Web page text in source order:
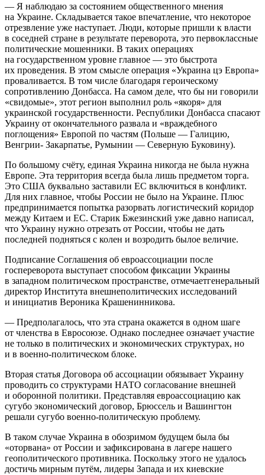
— Я наблюдаю за состоянием общественного мнения
на Украине. Складывается такое впечатление, что некоторое
отрезвление уже наступает. Люди, которые пришли к власти
в соседней стране в результате переворота, это первоклассные
политические мошенники. В таких операциях
на государственном уровне главное — это быстрота
их проведения. В этом смысле операция «Украина цэ Европа»
проваливается. В том числе благодаря героическому
сопротивлению Донбасса. На самом деле, что бы ни говорили
«свидомые», этот регион выполнил роль «якоря» для
украинской государственности. Республики Донбасса спасают
Украину от окончательного развала и «враждебного
поглощения» Европой по частям (Польше — Галицию,
Венгрии- Закарпатье, Румынии — Северную Буковину).
По большому счёту, единая Украина никогда не была нужна
Европе. Эта территория всегда была лишь предметом торга.
Это США буквально заставили ЕС включиться в конфликт.
Для них главное, чтобы России не было на Украине. Плюс
предпринимается попытка разорвать логистический коридор
между Китаем и ЕС. Старик Бжезинский уже давно написал,
что Украину нужно отрезать от России, чтобы не дать
последней подняться с колен и возродить былое величие.
Подписание Соглашения об евроассоциации после
госпереворота выступает способом фиксации Украины
в западном политическом пространстве, отмечаетгенеральный
директор Института внешнеполитических исследований
и инициатив Вероника Крашенинникова.
— Предполагалось, что эта страна окажется в одном шаге
от членства в Евросоюзе. Однако последнее означает участие
не только в политических и экономических структурах, но
и в военно-политическом блоке.
Вторая статья Договора об ассоциации обязывает Украину
проводить со структурами НАТО согласование внешней
и оборонной политики. Представляя евроассоциацию как
сугубо экономический договор, Брюссель и Вашингтон
решали сугубо военно-политическую проблему.
В таком случае Украина в обозримом будущем была бы
«оторвана» от России и зафиксирована в лагере нашего
геополитического противника. Поскольку этого не удалось
достичь мирным путём, лидеры Запада и их киевские